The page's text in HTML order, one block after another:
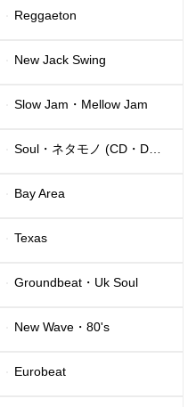
Reggaeton
New Jack Swing
Slow Jam・Mellow Jam
Soul・ネタモノ (CD・DVD)
Bay Area
Texas
Groundbeat・Uk Soul
New Wave・80's
Eurobeat